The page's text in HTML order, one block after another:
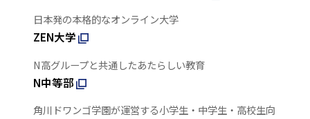
日本発の本格的なオンライン大学
ZEN大学
N高グループと共通したあたらしい教育
N中等部
角川ドワンゴ学園が運営する小学生・中学生・高校生向